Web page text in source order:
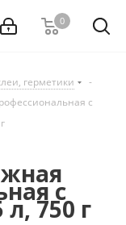
0
герметики
-
с
с
750 г